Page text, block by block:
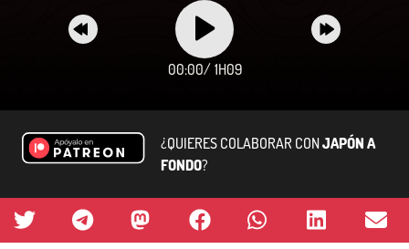
00:00/ 1H09
¿QUIERES COLABORAR CONJAPÓN A
FONDO?